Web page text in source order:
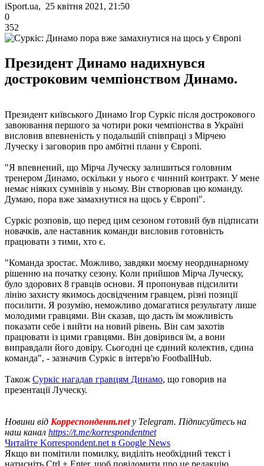
iSport.ua, 25 квітня 2021, 21:50
0
352
Президент Динамо надихнувся
достроковим чемпіонством Динамо.
Президент київського Динамо Ігор Суркіс після дострокового
завоювання першого за чотири роки чемпіонства в Україні
висловив впевненість у подальшій співпраці з Мірчею
Луческу і заговорив про амбітні плани у Європі.
"Я впевнений, що Мірча Луческу залишиться головним
тренером Динамо, оскільки у нього є чинний контракт. У мене
немає ніяких сумнівів у ньому. Він створював цю команду.
Думаю, пора вже замахнутися на щось у Європі".
Суркіс розповів, що перед цим сезоном готовий був підписати
новачків, але наставник команди висловив готовність
працювати з тими, хто є.
"Команда зростає. Можливо, завдяки моєму неординарному
рішенню на початку сезону. Коли прийшов Мірча Луческу,
було здорових 8 гравців основи. Я пропонував підсилити
лінію захисту якимось досвідченим гравцем, різні позиції
посилити. Я розумію, неможливо домагатися результату лише
молодими гравцями. Він сказав, що дасть їм можливість
показати себе і вийти на новий рівень. Він сам захотів
працювати із цими гравцями. Він довірився їм, а вони
виправдали його довіру. Сьогодні це єдиний колектив, єдина
команда", - зазначив Суркіс в інтерв'ю FootballHub.
Також Суркіс нагадав гравцям Динамо, що говорив на
презентації Луческу.
Новини від Корреспондент.netу Telegram. Підписуйтесь на
наш канал https://t.me/korrespondentnet
Читайте Korrespondent.net в Google News
Якщо ви помітили помилку, виділіть необхідний текст і
натисніть Ctrl + Enter, щоб повідомити про це редакцію.